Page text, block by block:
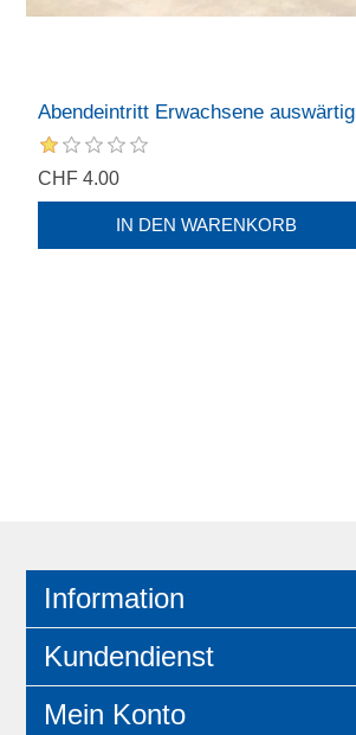
Abendeintritt Erwachsene auswärtig
CHF 4.00
Information
Kundendienst
Mein Konto